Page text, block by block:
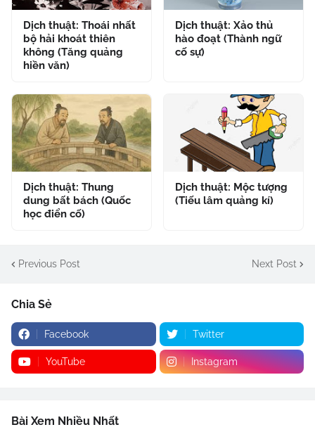
Dịch thuật: Thoái nhất
bộ hải khoát thiên
không (Tăng quảng
hiền văn)
Dịch thuật: Xảo thủ
hào đoạt (Thành ngữ
cố sự)
Dịch thuật: Thung
dung bất bách (Quốc
học điển cố)
Dịch thuật: Mộc tượng
(Tiếu lâm quảng kí)
Previous Post Next Post
Chia Sẻ
Facebook Twitter
YouTube Instagram
Bài Xem Nhiều Nhất